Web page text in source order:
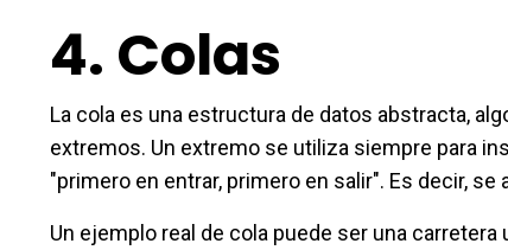
4. Colas
La cola es una estructura de datos abstracta,
extremos. Un extremo se utiliza siempre para
"primero en entrar, primero en salir". Es decir,
Un ejemplo real de cola puede ser una